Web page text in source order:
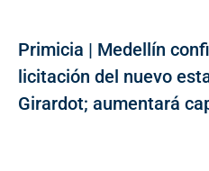
Primicia | Medellín
licitación del nuevo
Girardot; aumentará